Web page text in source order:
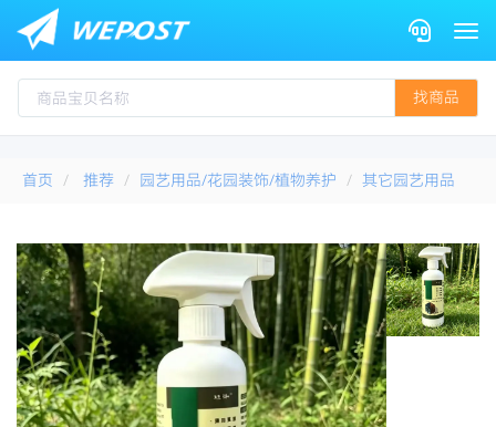
找商品
首页 推荐 园艺用品/花园装饰/植物养护 其它园艺用品